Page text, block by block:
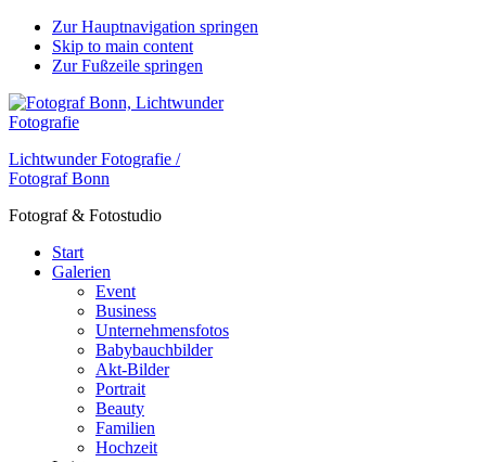
Zur Hauptnavigation springen
Skip to main content
Zur Fußzeile springen
Lichtwunder Fotografie /
Fotograf Bonn
Fotograf & Fotostudio
Start
Galerien
Event
Business
Unternehmensfotos
Babybauchbilder
Akt-Bilder
Portrait
Beauty
Familien
Hochzeit